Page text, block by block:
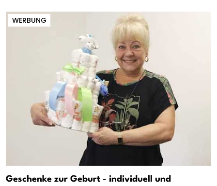
WERBUNG
Geschenke zur Geburt - individuell und